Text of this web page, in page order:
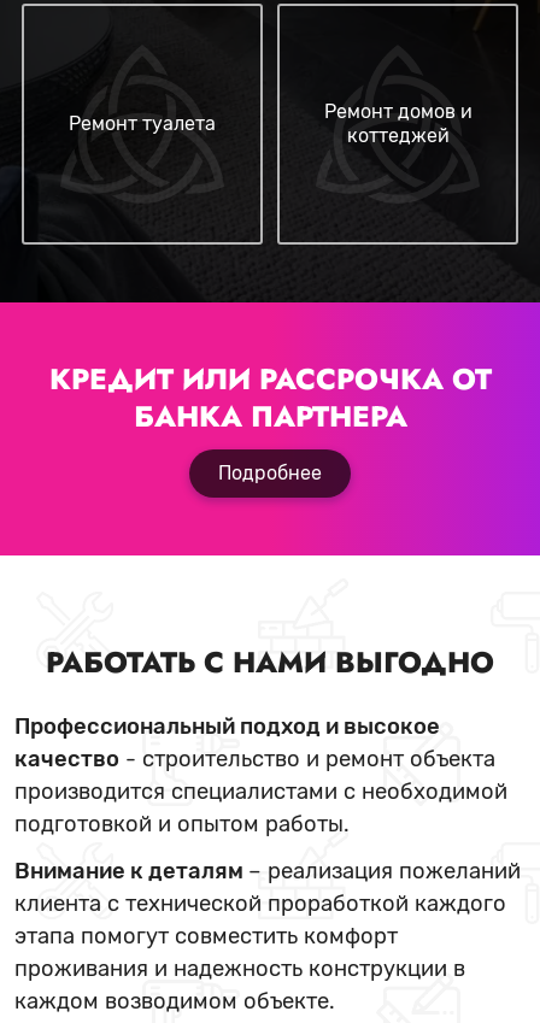
Ремонт туалета
Ремонт домов и
коттеджей
КРЕДИТ ИЛИ РАССРОЧКА ОТ
БАНКА ПАРТНЕРА
Подробнее
РАБОТАТЬ С НАМИ ВЫГОДНО
Профессиональный подход и высокое
качество - строительство и ремонт объекта
производится специалистами с необходимой
подготовкой и опытом работы.
Внимание к деталям – реализация пожеланий
клиента с технической проработкой каждого
этапа помогут совместить комфорт
проживания и надежность конструкции в
каждом возводимом объекте.